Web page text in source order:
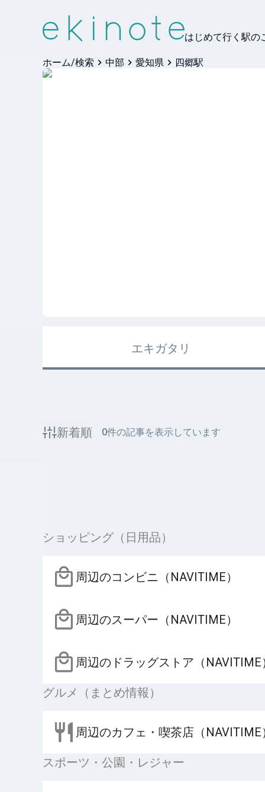
はじめて行く駅の
ホーム/検索 中部 愛知県 四郷駅
エキガタリ
新着順 0件の記事を表示しています
ショッピング（日用品）
周辺のコンビニ（NAVITIME）
周辺のスーパー（NAVITIME）
周辺のドラッグストア（NAVITIME
グルメ（まとめ情報）
周辺のカフェ・喫茶店（NAVITIME
スポーツ・公園・レジャー